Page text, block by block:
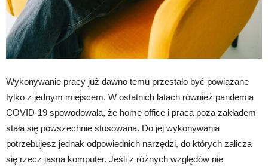
Wykonywanie pracy już dawno temu przestało być powiązane
tylko z jednym miejscem. W ostatnich latach również pandemia
COVID-19 spowodowała, że home office i praca poza zakładem
stała się powszechnie stosowana. Do jej wykonywania
potrzebujesz jednak odpowiednich narzędzi, do których zalicza
się rzecz jasna komputer. Jeśli z różnych względów nie